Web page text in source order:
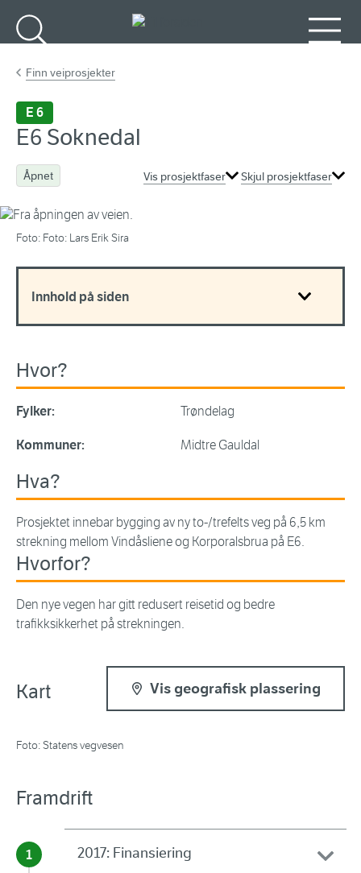
Finn veiprosjekter
E 6
E6 Soknedal
Åpnet Vis prosjektfaser Skjul prosjektfaser
Foto: Foto: Lars Erik Sira
Innhold på siden
Hvor?
Fylker: Trøndelag
Kommuner: Midtre Gauldal
Hva?
Prosjektet innebar bygging av ny to-/trefelts veg på 6,5 km
strekning mellom Vindåsliene og Korporalsbrua på E6.
Hvorfor?
Den nye vegen har gitt redusert reisetid og bedre
trafikksikkerhet på strekningen.
Kart Vis geografisk plassering
Foto: Statens vegvesen
Framdrift
2017: Finansiering